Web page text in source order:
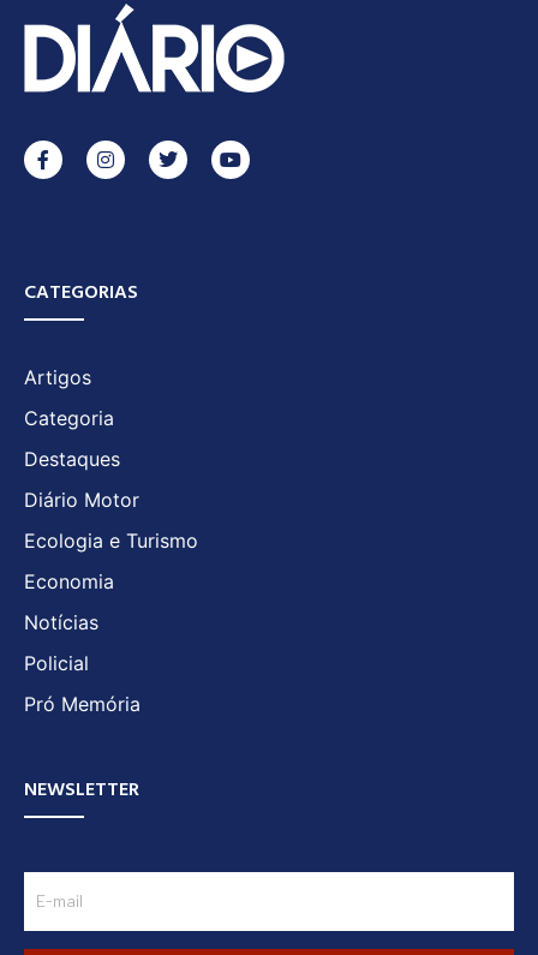
CATEGORIAS
Artigos
Categoria
Destaques
Diário Motor
Ecologia e Turismo
Economia
Notícias
Policial
Pró Memória
NEWSLETTER